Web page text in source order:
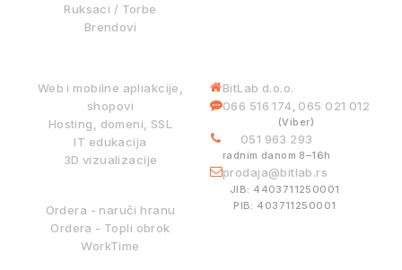
Ruksaci / Torbe
Brendovi
Web i mobilne apliakcije,
shopovi
Hosting, domeni, SSL
IT edukacija
3D vizualizacije
Ordera - naruči hranu
Ordera - Topli obrok
WorkTime
BitLab d.o.o.
066 516 174, 065 021 012
(Viber)
051 963 293
radnim danom 8–16h
prodaja@bitlab.rs
JIB: 4403711250001
PIB: 403711250001